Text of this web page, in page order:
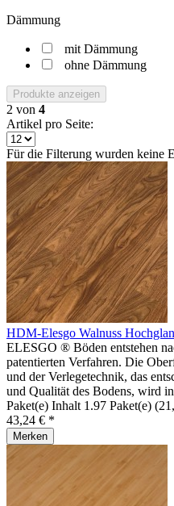
Dämmung
mit Dämmung
ohne Dämmung
Produkte anzeigen
2 von 4
Artikel pro Seite:
Für die Filterung wurden keine
HDM-Elesgo Walnuss
ELESGO ® Böden entstehen
patentierten Verfahren. Die
und der Verlegetechnik, das
und Qualität des Bodens, wird
Paket(e) Inhalt 1.97 Paket(e)
43,24 € *
Merken